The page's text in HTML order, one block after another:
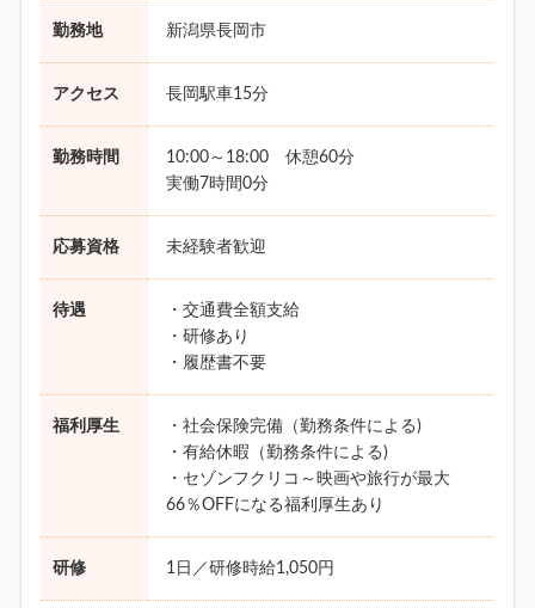
勤務地 新潟県長岡市
アクセス 長岡駅車15分
勤務時間
10:00～18:00 休憩60分
実働7時間0分
応募資格 未経験者歓迎
待遇
・交通費全額支給
・研修あり
・履歴書不要
福利厚生
・社会保険完備（勤務条件による)
・有給休暇（勤務条件による)
・セゾンフクリコ～映画や旅行が最大
66％OFFになる福利厚生あり
研修 1日／研修時給1,050円